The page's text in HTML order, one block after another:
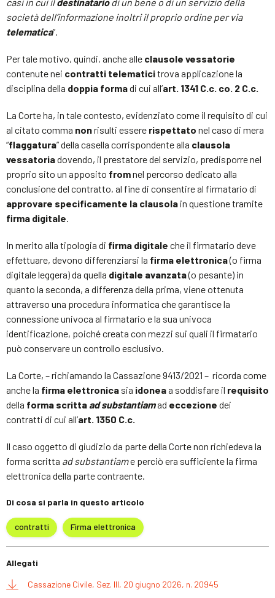
società dell’informazione inoltri il proprio ordine per via
telematica”.
Per tale motivo, quindi, anche alle clausole vessatorie
contenute nei contratti telematicitrova applicazione la
disciplina della doppia formadi cui all’art. 1341 C.c. co. 2 C.c.
La Corte ha, in tale contesto, evidenziato come il requisito di cui
al citato comma nonrisulti essere rispettato nel caso di mera
“flaggatura” della casella corrispondente alla clausola
vessatoriadovendo, il prestatore del servizio, predisporre nel
proprio sito un apposito fromnel percorso dedicato alla
conclusione del contratto, al fine di consentire al firmatario di
approvare specificamente la clausola in questione tramite
firma digitale.
In merito alla tipologia di firma digitale che il firmatario deve
effettuare, devono differenziarsi la firma elettronica(o firma
digitale leggera) da quella digitale avanzata(o pesante) in
quanto la seconda, a differenza della prima, viene ottenuta
attraverso una procedura informatica che garantisce la
connessione univoca al firmatario e la sua univoca
identificazione, poiché creata con mezzi sui quali il firmatario
può conservare un controllo esclusivo.
La Corte, – richiamando la Cassazione 9413/2021 – ricorda come
anche la firma elettronica sia idoneaa soddisfare il requisito
della forma scritta ad substantiamad eccezione dei
contratti di cui all’art. 1350 C.c.
Il caso oggetto di giudizio da parte della Corte non richiedeva la
forma scritta ad substantiame perciò era sufficiente la firma
elettronica della parte contraente.
Di cosa si parla in questo articolo
contratti Firma elettronica
Allegati
Cassazione Civile, Sez. III, 20 giugno 2026, n. 20945